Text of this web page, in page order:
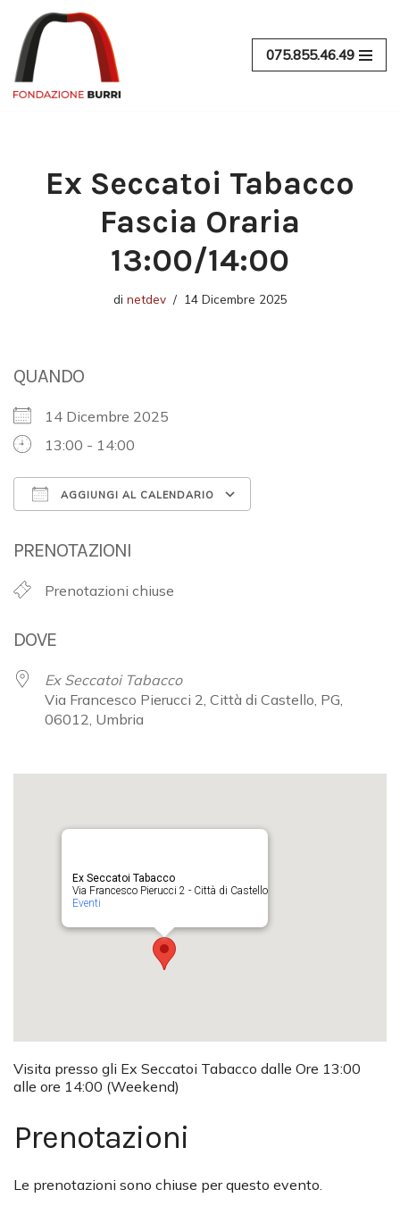
Vai
al
contenuto
075.855.46.49
Ex Seccatoi Tabacco
Fascia Oraria
13:00/14:00
di netdev 14 Dicembre 2025
QUANDO
14 Dicembre 2025
13:00 - 14:00
AGGIUNGI AL CALENDARIO
PRENOTAZIONI
Prenotazioni chiuse
DOVE
Ex Seccatoi Tabacco
Via Francesco Pierucci 2, Città di Castello, PG,
06012, Umbria
Ex Seccatoi Tabacco
Via Francesco Pierucci 2 - Città di Castello
Eventi
Visita presso gli Ex Seccatoi Tabacco dalle Ore 13:00
alle ore 14:00 (Weekend)
Prenotazioni
Le prenotazioni sono chiuse per questo evento.